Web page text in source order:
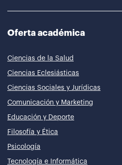
Oferta académica
Ciencias de la Salud
Ciencias Eclesiásticas
Ciencias Sociales y Jurídicas
Comunicación y Marketing
Educación y Deporte
Filosofía y Ética
Psicología
Tecnología e Informática